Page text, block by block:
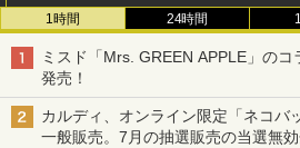
1時間 24時間
ミスド「Mrs. GREEN APPLE」の
発売！
カルディ、オンライン限定「ネコバ
一般販売。7月の抽選販売の当選無